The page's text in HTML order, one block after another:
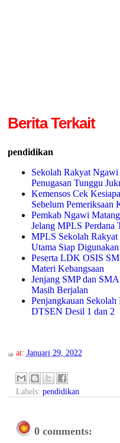
Berita Terkait
pendidikan
Sekolah Rakyat
Penugasan Tunggu
Kemensos Cek
Sebelum Pemeriksaan
Pemkab Ngawi
Jelang MPLS Perdana
MPLS Sekolah
Utama Siap
Peserta LDK OSIS
Materi Kebangsaan
Jenjang SMP dan
Masih Berjalan
Penjangkauan
DTSEN Desil 1 dan 2
at: Januari 29, 2022
Labels: pendidikan
0 comments: